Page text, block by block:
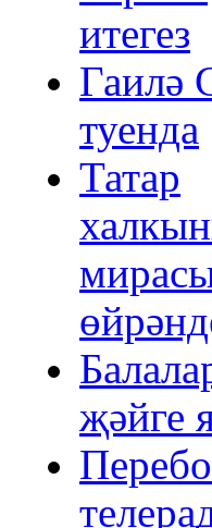
итегез
Гаилә
туенда
Татар
җәйге